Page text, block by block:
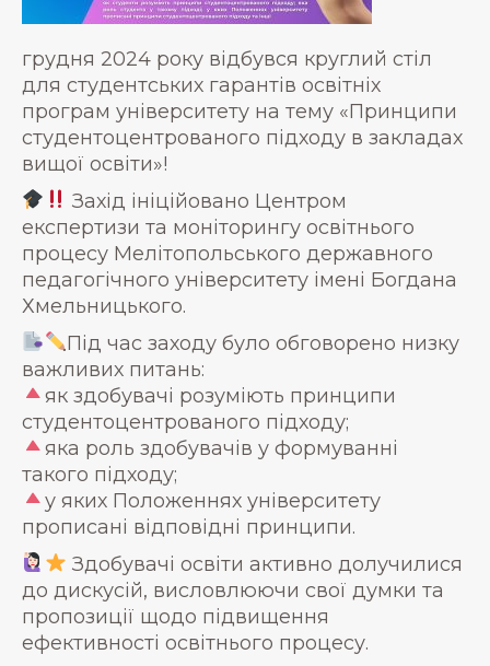
грудня 2024 року відбувся круглий стіл
для студентських гарантів освітніх
програм університету на тему «Принципи
студентоцентрованого підходу в закладах
вищої освіти»!
Захід ініційовано Центром
експертизи та моніторингу освітнього
процесу Мелітопольського державного
педагогічного університету імені Богдана
Хмельницького.
Під час заходу було обговорено низку
важливих питань:
як здобувачі розуміють принципи
студентоцентрованого підходу;
яка роль здобувачів у формуванні
такого підходу;
у яких Положеннях університету
прописані відповідні принципи.
Здобувачі освіти активно долучилися
до дискусій, висловлюючи свої думки та
пропозиції щодо підвищення
ефективності освітнього процесу.